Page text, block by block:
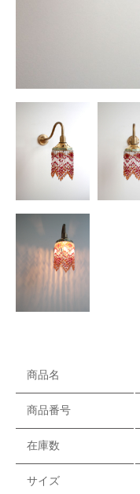
商品名
商品番号
在庫数
サイズ